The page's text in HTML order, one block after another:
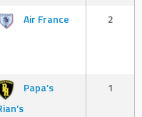
Air France 2
Papa’s
1